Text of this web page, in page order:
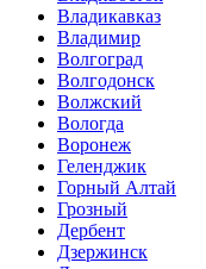
Владикавказ
Владимир
Волгоград
Волгодонск
Волжский
Вологда
Воронеж
Геленджик
Горный Алтай
Грозный
Дербент
Дзержинск